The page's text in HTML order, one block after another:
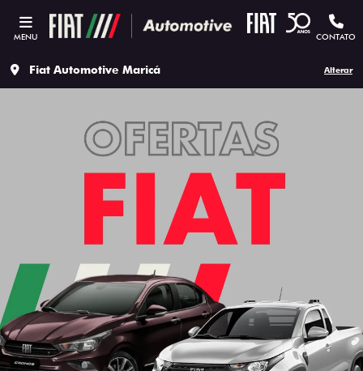
MENU CONTATO
Fiat Automotive Maricá Alterar